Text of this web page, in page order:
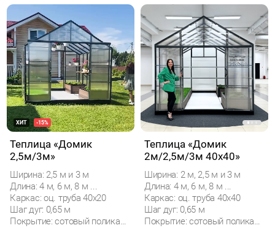
ХИТ -15%
Теплица «Домик
2,5м/3м»
Ширина: 2,5 м и 3 м
Длина: 4 м, 6 м, 8 м ...
Каркас: оц. труба 40х20
Шаг дуг: 0,65 м
Покрытие: сотовый поликарбонат
Теплица «Домик
2м/2,5м/3м 40x40»
Ширина: 2 м, 2,5 м и 3 м
Длина: 4 м, 6 м, 8 м ...
Каркас: оц. труба 40х40
Шаг дуг: 0,65 м
Покрытие: сотовый поликарбонат